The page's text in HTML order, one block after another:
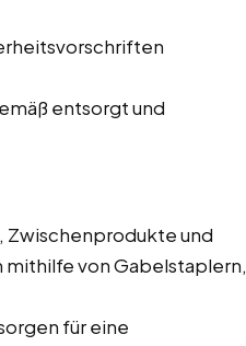
entsorgt und
Zwischenprodukte und
von Gabelstaplern,
für eine